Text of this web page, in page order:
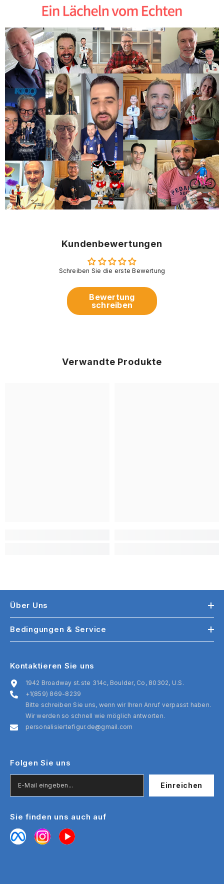
Kundenbewertungen
Schreiben Sie die erste Bewertung
Bewertung
schreiben
Verwandte Produkte
Über Uns
Bedingungen & Service
Kontaktieren Sie uns
1942 Broadway st.ste 314c, Boulder, Co, 80302, U.S.
+1(859) 869-8239
Bitte schreiben Sie uns, wenn wir Ihren Anruf verpasst haben.
Wir werden so schnell wie möglich antworten.
personalisiertefigur.de@gmail.com
Folgen Sie uns
Einreichen
Sie finden uns auch auf